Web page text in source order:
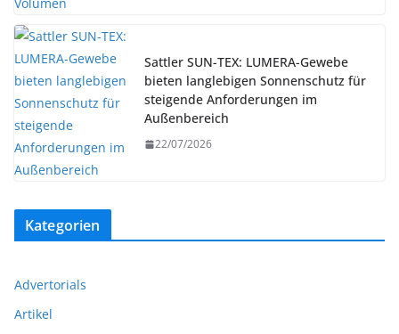
Sattler SUN-TEX: LUMERA-Gewebe
bieten langlebigen Sonnenschutz für
steigende Anforderungen im
Außenbereich
22/07/2026
Kategorien
Advertorials
Artikel